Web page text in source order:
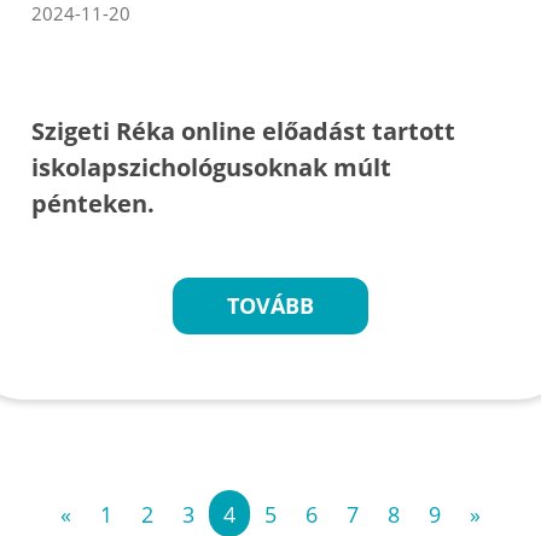
2024-11-20
Szigeti Réka online előadást tartott
iskolapszichológusoknak múlt
pénteken.
TOVÁBB
« 1 2 3 4 5 6 7 8 9 »